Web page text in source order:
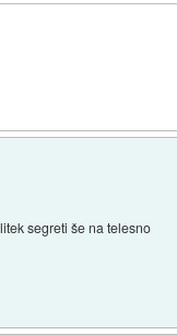
segreti še na telesno